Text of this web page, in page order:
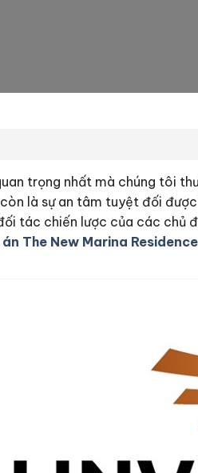
trọng nhất mà chúng tôi
là sự an tâm tuyệt đối
tác chiến lược của các chủ
án The New Marina